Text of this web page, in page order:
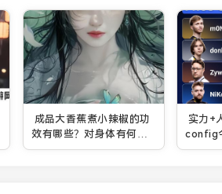
成品大香蕉煮小辣椒的功
效有哪些？对身体有何益
处？
实力+
config